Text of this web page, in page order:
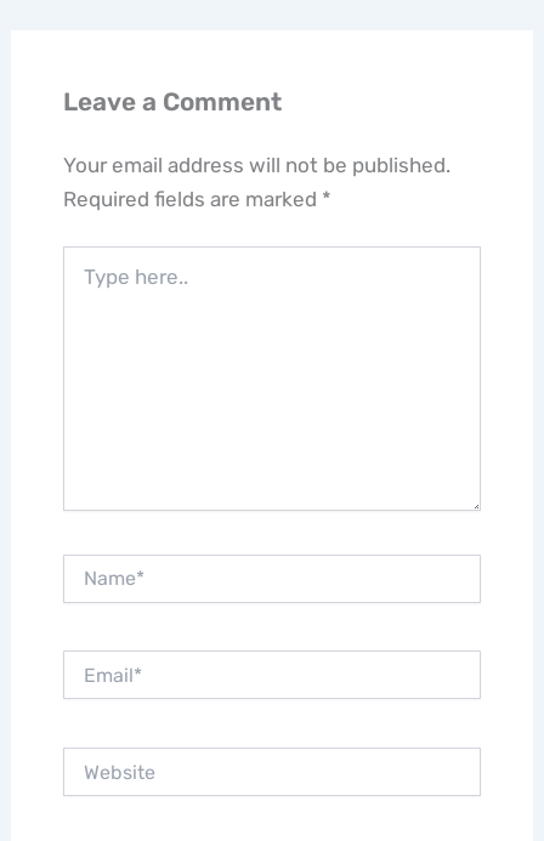
Leave a Comment
Your email address will not be published.
Required fields are marked *
here..